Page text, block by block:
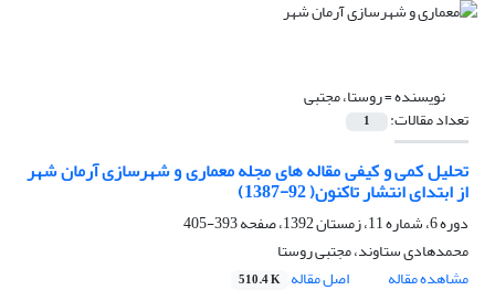
نویسنده =روستا، مجتبی
تعداد مقالات: 1
تحلیل کمی و کیفی مقاله های مجله معماری و شهرسازی آرمان شهر
از ابتدای انتشار تاکنون( 92-1387)
دوره 6، شماره 11، زمستان 1392، صفحه
393-405
محمدهادی ستاوند، مجتبی روستا
مشاهده مقاله
اصل مقاله 510.4 K